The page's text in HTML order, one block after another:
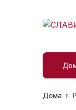
SHOP BY
Дома